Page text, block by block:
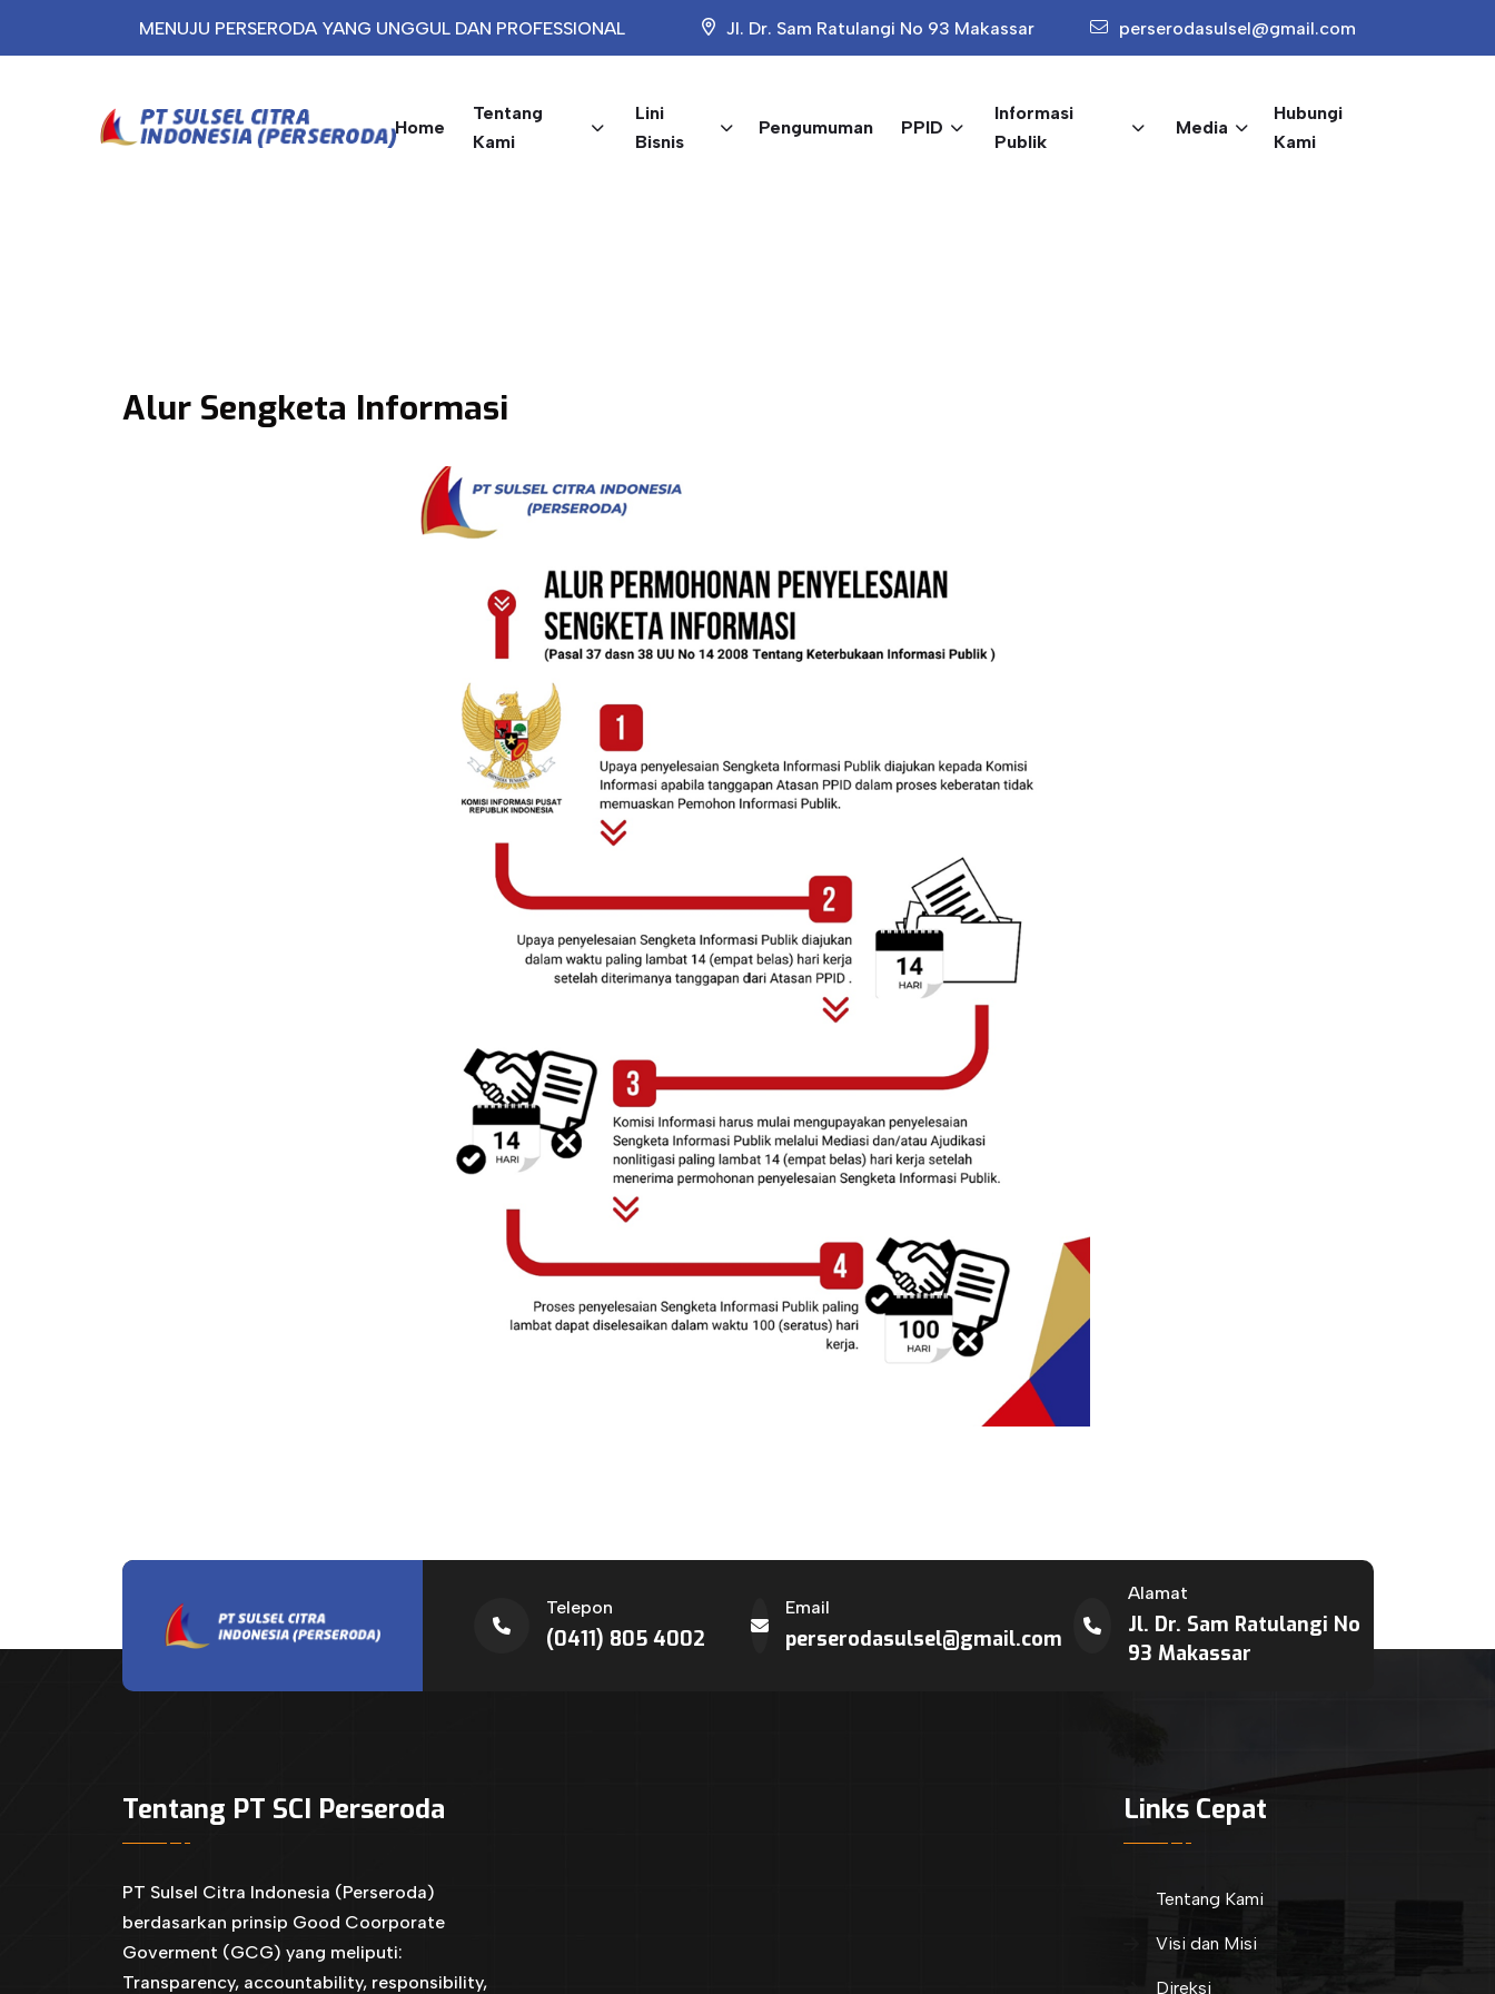
MENUJU PERSERODA YANG UNGGUL DAN PROFESSIONAL Jl. Dr. Sam Ratulangi No 93 Makassar perserodasulsel@gmail.com
Home
Tentang
Kami
Lini
Bisnis
Pengumuman PPID
Informasi
Publik
Media
Hubungi
Kami
Alur Sengketa Informasi
Telepon
(0411) 805 4002
Email
perserodasulsel@gmail.com
Alamat
Jl. Dr. Sam Ratulangi No
93 Makassar
Tentang PT SCI Perseroda
PT Sulsel Citra Indonesia (Perseroda)
berdasarkan prinsip Good Coorporate
Goverment (GCG) yang meliputi:
Transparency, accountability, responsibility,
Links Cepat
Tentang Kami
Visi dan Misi
Direksi